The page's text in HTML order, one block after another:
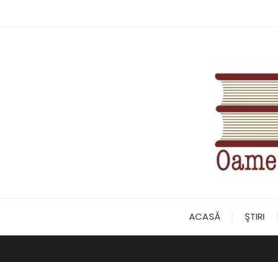
ACASĂ ŞTIRI